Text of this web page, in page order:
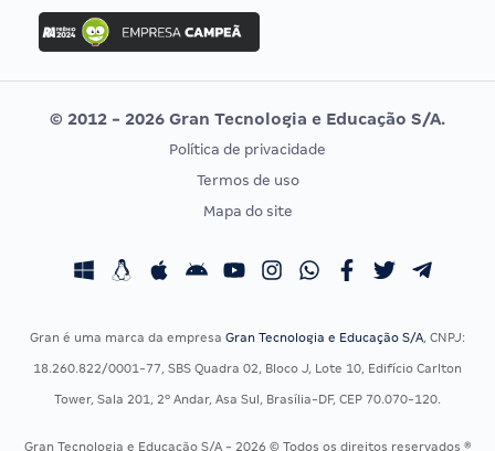
Concurso Ibama
Concurso MPU
Editais publicados
Vunesp
CONCURSOS POR PROFISSÃO
Concursos Fiscais
Concursos Saúde
EXAME DE ORDEM
Calendário OAB
© 2012 - 2026 Gran Tecnologia e Educação S/A.
Política de privacidade
Termos de uso
Mapa do site
Gran é uma marca da empresa Gran Tecnologia e Educação S/A, CNPJ:
18.260.822/0001-77, SBS Quadra 02, Bloco J, Lote 10, Edifício Carlton
Tower, Sala 201, 2º Andar, Asa Sul, Brasília-DF, CEP 70.070-120.
Gran Tecnologia e Educação S/A - 2026 © Todos os direitos reservados ®